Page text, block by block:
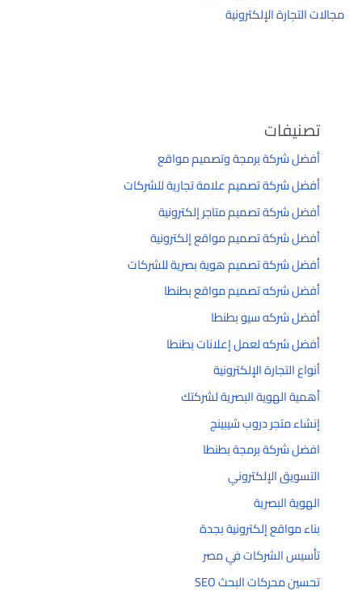
مجالات التجارة الإلكترونية
تصنيفات
أفضل شركة برمجة وتصميم مواقع
أفضل شركة تصميم علامة تجارية للشركات
أفضل شركة تصميم متاجر إلكترونية
أفضل شركة تصميم مواقع إلكترونية
أفضل شركة تصميم هوية بصرية للشركات
أفضل شركه تصميم مواقع بطنطا
أفضل شركه سيو بطنطا
أفضل شركه لعمل إعلانات بطنطا
أنواع التجارة الإلكترونية
أهمية الهوية البصرية لشركتك
إنشاء متجر دروب شيبينج
افضل شركة برمجة بطنطا
التسويق الإلكتروني
الهوية البصرية
بناء مواقع إلكترونية بجدة
تأسيس الشركات في مصر
تحسين محركات البحث SEO